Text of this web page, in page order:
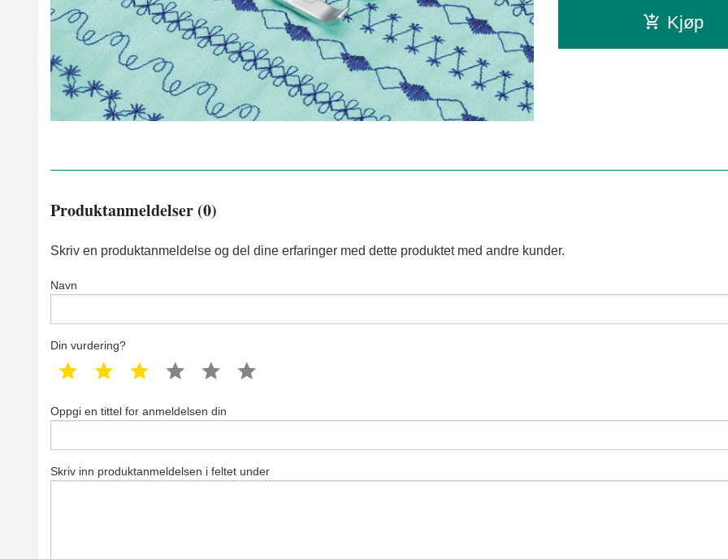
Kjøp
Produktanmeldelser (0)
Skriv en produktanmeldelse og del dine erfaringer med dette produktet med andre kunder.
Navn
Din vurdering?
1 star 2 star 3 star 4 star 5 star
Oppgi en tittel for anmeldelsen din
Skriv inn produktanmeldelsen i feltet under